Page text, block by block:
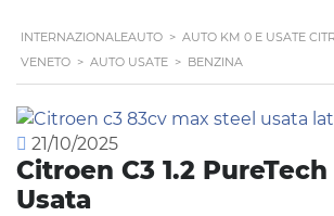
INTERNAZIONALEAUTO > AUTO KM 0 E USATE
VENETO > AUTO USATE > BENZINA
21/10/2025
Citroen C3 1.2
Usata